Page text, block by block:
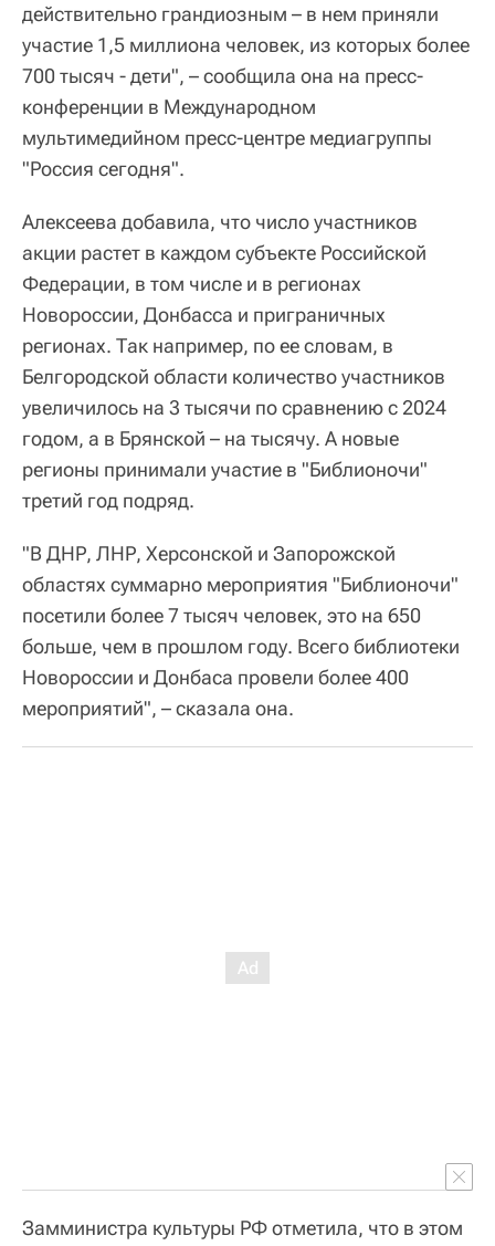
действительно грандиозным – в нем приняли
участие 1,5 миллиона человек, из которых более
700 тысяч - дети", – сообщила она на пресс-
конференции в Международном
мультимедийном пресс-центре медиагруппы
"Россия сегодня".
Алексеева добавила, что число участников
акции растет в каждом субъекте Российской
Федерации, в том числе и в регионах
Новороссии, Донбасса и приграничных
регионах. Так например, по ее словам, в
Белгородской области количество участников
увеличилось на 3 тысячи по сравнению с 2024
годом, а в Брянской – на тысячу. А новые
регионы принимали участие в "Библионочи"
третий год подряд.
"В ДНР, ЛНР, Херсонской и Запорожской
областях суммарно мероприятия "Библионочи"
посетили более 7 тысяч человек, это на 650
больше, чем в прошлом году. Всего библиотеки
Новороссии и Донбаса провели более 400
мероприятий", – сказала она.
Замминистра культуры РФ отметила, что в этом